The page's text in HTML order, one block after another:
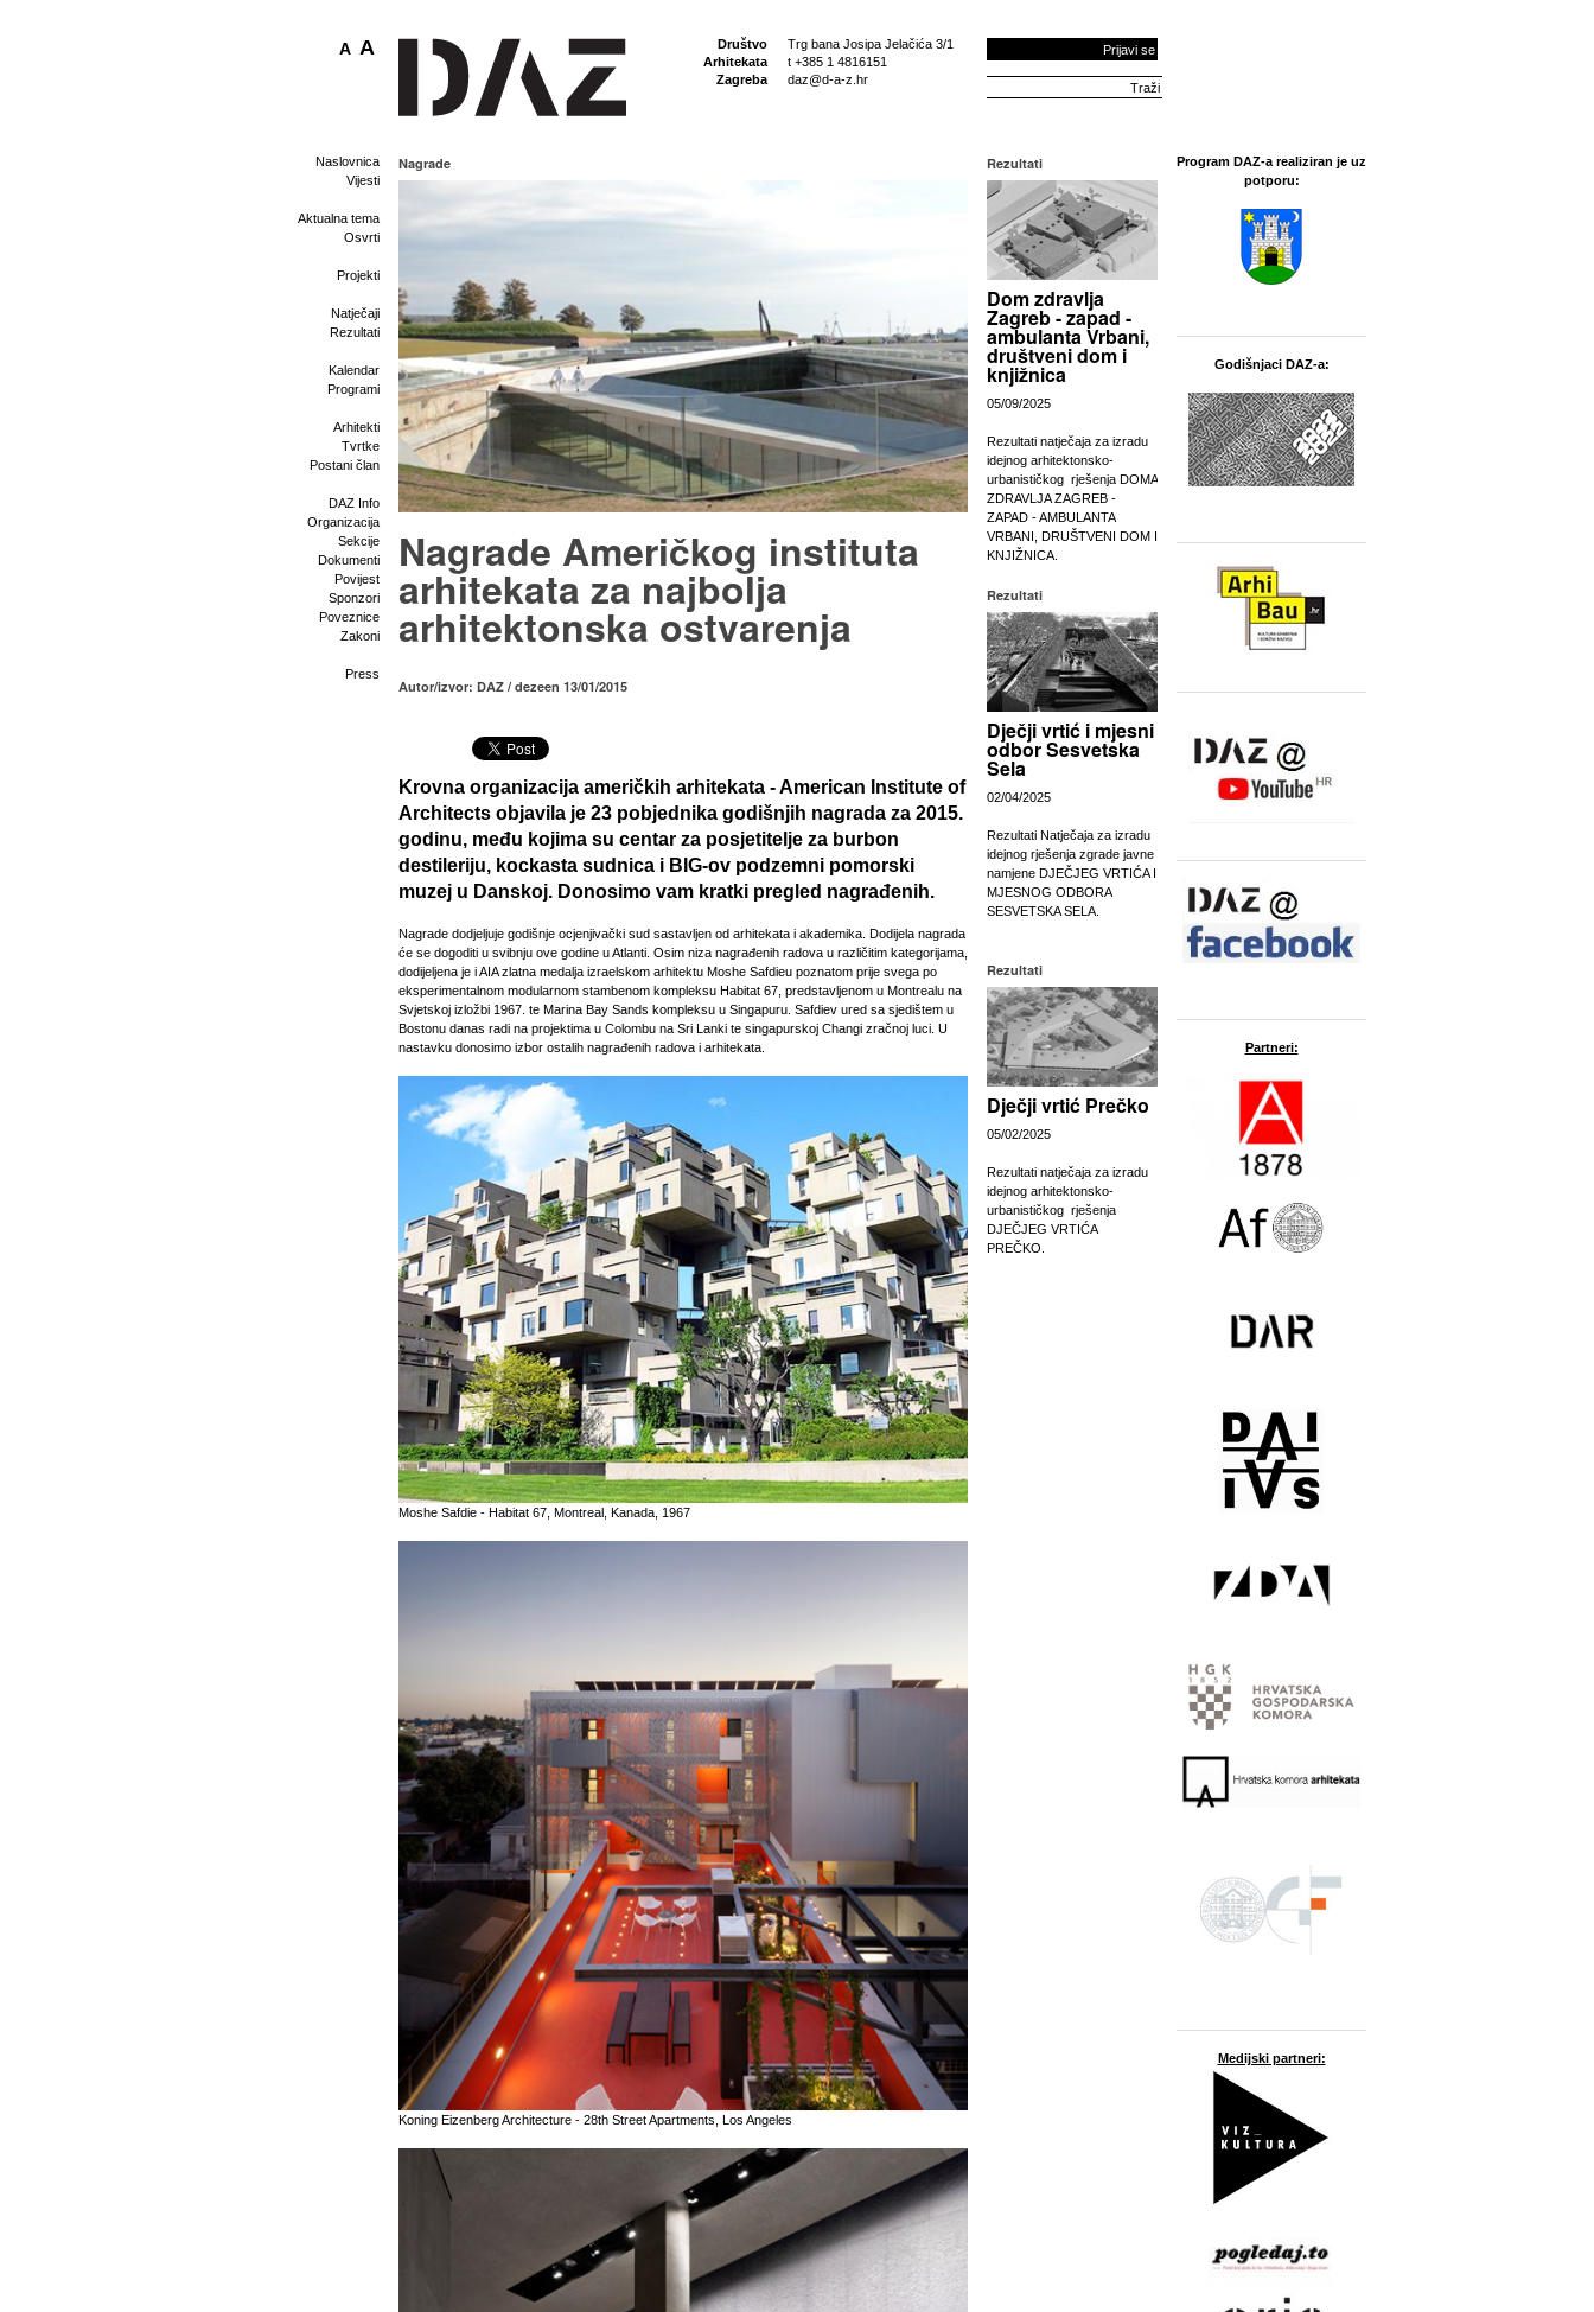
Društvo
Arhitekata
Zagreba
Trg bana Josipa Jelačića 3/1
t +385 1 4816151
daz@d-a-z.hr
Prijavi se
A A
Naslovnica
Vijesti
Aktualna tema
Osvrti
Projekti
Natječaji
Rezultati
Kalendar
Programi
Arhitekti
Tvrtke
Postani član
DAZ Info
Organizacija
Sekcije
Dokumenti
Povijest
Sponzori
Poveznice
Zakoni
Press
Nagrade
Nagrade Američkog instituta
arhitekata za najbolja
arhitektonska ostvarenja
Autor/izvor: DAZ / dezeen 13/01/2015
Krovna organizacija američkih arhitekata - American Institute of
Architects objavila je 23 pobjednika godišnjih nagrada za 2015.
godinu, među kojima su centar za posjetitelje za burbon
destileriju, kockasta sudnica i BIG-ov podzemni pomorski
muzej u Danskoj. Donosimo vam kratki pregled nagrađenih.
Nagrade dodjeljuje godišnje ocjenjivački sud sastavljen od arhitekata i akademika. Dodijela nagrada
će se dogoditi u svibnju ove godine u Atlanti. Osim niza nagrađenih radova u različitim kategorijama,
dodijeljena je i AIA zlatna medalja izraelskom arhitektu Moshe Safdieu poznatom prije svega po
eksperimentalnom modularnom stambenom kompleksu Habitat 67, predstavljenom u Montrealu na
Svjetskoj izložbi 1967. te Marina Bay Sands kompleksu u Singapuru. Safdiev ured sa sjedištem u
Bostonu danas radi na projektima u Colombu na Sri Lanki te singapurskoj Changi zračnoj luci. U
nastavku donosimo izbor ostalih nagrađenih radova i arhitekata.
Moshe Safdie - Habitat 67, Montreal, Kanada, 1967
Koning Eizenberg Architecture - 28th Street Apartments, Los Angeles
Rezultati
Dom zdravlja
Zagreb - zapad -
ambulanta Vrbani,
društveni dom i
knjižnica
05/09/2025
Rezultati natječaja za izradu
idejnog arhitektonsko-
urbanističkog rješenja DOMA
ZDRAVLJA ZAGREB -
ZAPAD - AMBULANTA
VRBANI, DRUŠTVENI DOM I
KNJIŽNICA.
Rezultati
Dječji vrtić i mjesni
odbor Sesvetska
Sela
02/04/2025
Rezultati Natječaja za izradu
idejnog rješenja zgrade javne
namjene DJEČJEG VRTIĆA I
MJESNOG ODBORA
SESVETSKA SELA.
Rezultati
Dječji vrtić Prečko
05/02/2025
Rezultati natječaja za izradu
idejnog arhitektonsko-
urbanističkog rješenja
DJEČJEG VRTIĆA
PREČKO.
Program DAZ-a realiziran je uz
potporu:
Godišnjaci DAZ-a:
Partneri:
Medijski partneri: